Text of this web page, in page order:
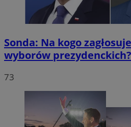
Sonda: Na kogo
wyborów prezydenckich?
73